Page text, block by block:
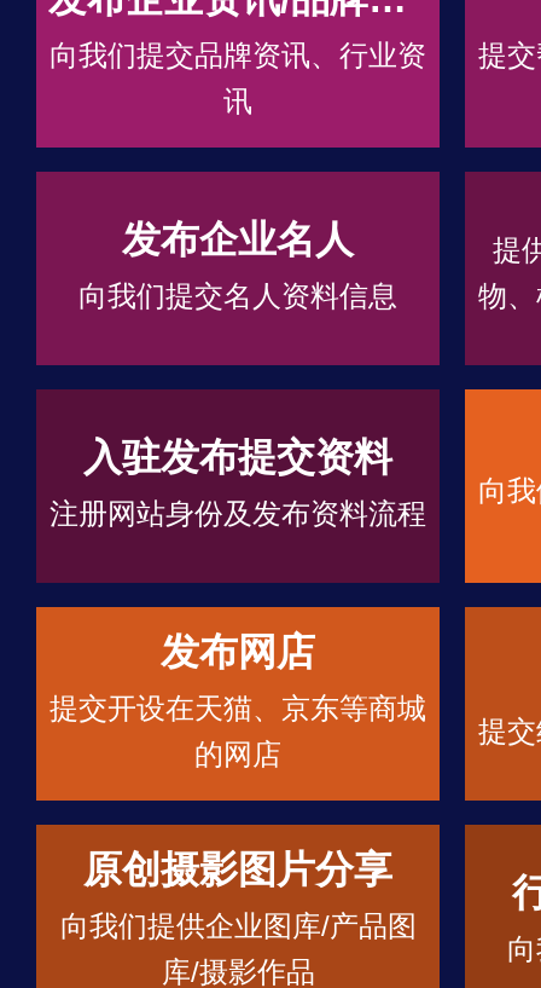
向我们提交品牌资讯、行业资
讯
提
发布企业名人
向我们提交名人资料信息
提
物
入驻发布提交资料
注册网站身份及发布资料流程
向
发布网店
提交开设在天猫、京东等商城
的网店
提
原创摄影图片分享
向我们提供企业图库/产品图
库/摄影作品